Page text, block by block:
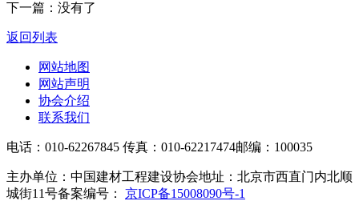
下一篇：没有了
返回列表
网站地图
网站声明
协会介绍
联系我们
电话：010-62267845 传真：010-62217474邮编：100035
主办单位：中国建材工程建设协会地址：北京市西直门内北顺
城街11号备案编号： 京ICP备15008090号-1